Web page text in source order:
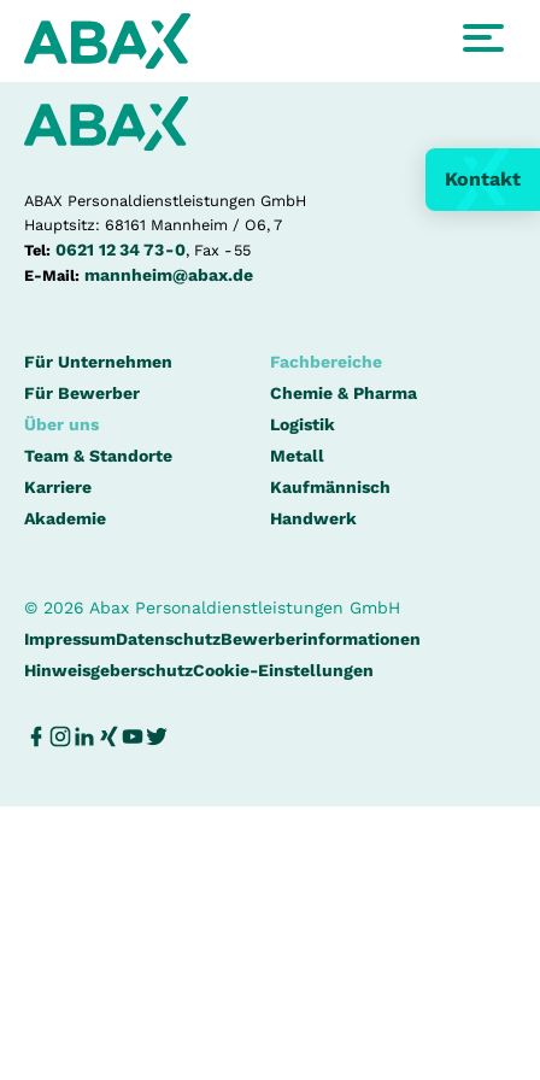
Kontakt
ABAX Personaldienstleistungen GmbH
Hauptsitz: 68161 Mannheim / O6, 7
Tel: 0621 12 34 73 - 0, Fax - 55
E-Mail: mannheim@abax.de
Für Unternehmen
Für Bewerber
Über uns
Team & Standorte
Karriere
Akademie
Fachbereiche
Chemie & Pharma
Logistik
Metall
Kaufmännisch
Handwerk
© 2026 Abax Personaldienstleistungen GmbH
ImpressumDatenschutzBewerberinformationen
HinweisgeberschutzCookie-Einstellungen